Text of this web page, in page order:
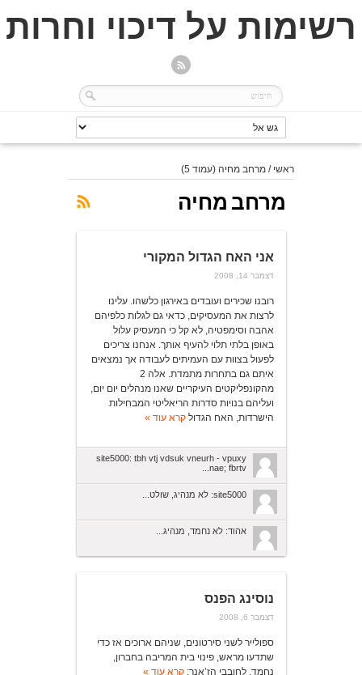
רשימות על דיכוי וחרות
ראשי /מרחב מחיה (עמוד 5)
מרחב מחיה
אני האח הגדול המקורי
דצמבר 14, 2008
רובנו שכירים ועובדים באירגון כלשהו. עלינו
לרצות את המעסיקים, כדאי גם לגלות כלפיהם
אהבה וסימפטיה, לא קל כי המעסיק עלול
באופן בלתי תלוי להעיף אותך. אנחנו צריכים
לפעול בצוות עם העמיתים לעבודה אך נמצאים
איתם גם בתחרות מתמדת. אלה 2
מהקונפליקטים העיקריים שאנו מנהלים יום יום,
ועליהם בנויות סדרות הריאליטי המבחילות
הישרדות, האח הגדולקרא עוד »
site5000: tbh vtj vdsuk vneurh - vpuxy
nae; fbrtv...
site5000: לא מנהיג, שולט...
אהוד: לא נחמד, מנהיג...
נוסינג הפנס
דצמבר 6, 2008
ספולייר לשני סירטונים, שניהם ארוכים אז כדי
שתדעו מראש, פינוי בית המריבה בחברון,
נחמד, לחובבי הז’אנר:קרא עוד »